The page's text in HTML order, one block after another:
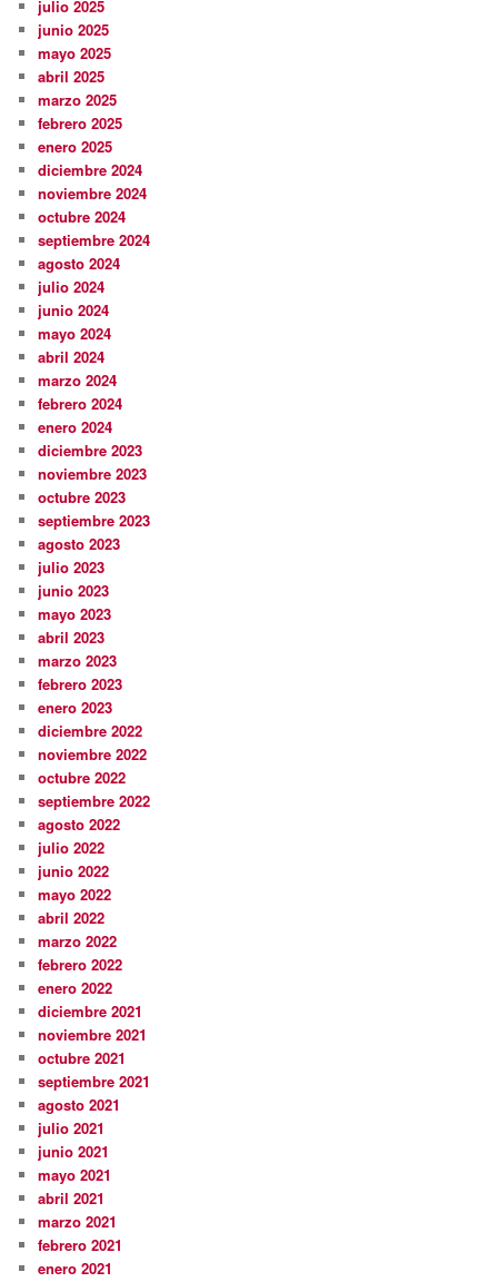
julio 2025
junio 2025
mayo 2025
abril 2025
marzo 2025
febrero 2025
enero 2025
diciembre 2024
noviembre 2024
octubre 2024
septiembre 2024
agosto 2024
julio 2024
junio 2024
mayo 2024
abril 2024
marzo 2024
febrero 2024
enero 2024
diciembre 2023
noviembre 2023
octubre 2023
septiembre 2023
agosto 2023
julio 2023
junio 2023
mayo 2023
abril 2023
marzo 2023
febrero 2023
enero 2023
diciembre 2022
noviembre 2022
octubre 2022
septiembre 2022
agosto 2022
julio 2022
junio 2022
mayo 2022
abril 2022
marzo 2022
febrero 2022
enero 2022
diciembre 2021
noviembre 2021
octubre 2021
septiembre 2021
agosto 2021
julio 2021
junio 2021
mayo 2021
abril 2021
marzo 2021
febrero 2021
enero 2021